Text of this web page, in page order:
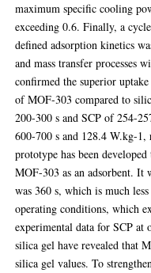
maximum specific cooling
exceeding 0.6. Finally, a
defined adsorption kinetics
and mass transfer processes
confirmed the superior
of MOF-303 compared to
200-300 s and SCP of 254-
600-700 s and 128.4 W.kg-
prototype has been
MOF-303 as an adsorbent. It
was 360 s, which is much
operating conditions, which
experimental data for SCP
silica gel have revealed that
silica gel values. To